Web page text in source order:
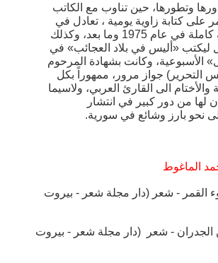
وتطورها، حين تناوب مع الكاتب
على كتابة زاوية يومية ، تعادل في
مواقفها صحيفة كاملة في عام 1975 وما بعد، وكذلك
ليكتب «أليس في بلاد العجائب» في
الأسبوعية، وكانت بشهادة المرحوم
التحرير) جواز مرور، ممهوراً بكل
والأختام الى القارئ العربي، ولاسيما
لها من دور كبير في انتشار
نحو بارز وشائع في سورية.
الماغوط
القمر - شعر (دار مجلة شعر - بيروت
الجدران - شعر (دار مجلة شعر - بيروت